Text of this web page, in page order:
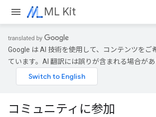
ML Kit
Google は AI 技術を使用して、コンテンツをご
ています。AI 翻訳には誤りが含まれる場合があ
コミュニティに参加